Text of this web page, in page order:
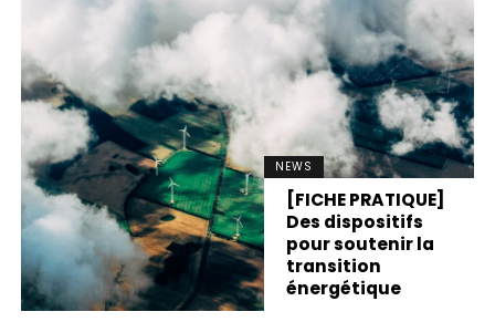
NEWS
[FICHE PRATIQUE]
Des dispositifs
pour soutenir la
transition
énergétique